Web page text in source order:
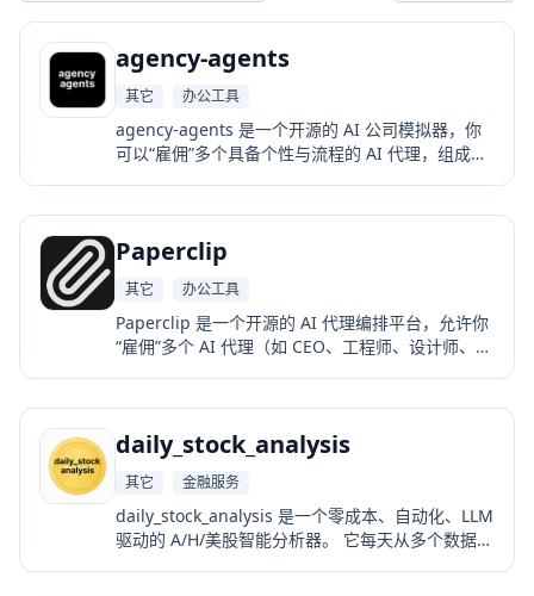
agency-agents
其它 办公工具
agency-agents 是一个开源的 AI 公司模拟器，你
可以“雇佣”多个具备个性与流程的 AI 代理，组成一
Paperclip
其它 办公工具
Paperclip 是一个开源的 AI 代理编排平台，允许你
“雇佣”多个 AI 代理（如 CEO、工程师、设计师、运
daily_stock_analysis
其它 金融服务
daily_stock_analysis 是一个零成本、自动化、LLM
驱动的 A/H/美股智能分析器。 它每天从多个数据源